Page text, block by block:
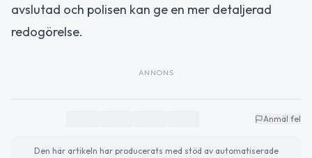
avslutad och polisen kan ge en mer detaljerad
redogörelse.
ANNONS
Anmäl fel
Den här artikeln har producerats med stöd av automatiserade